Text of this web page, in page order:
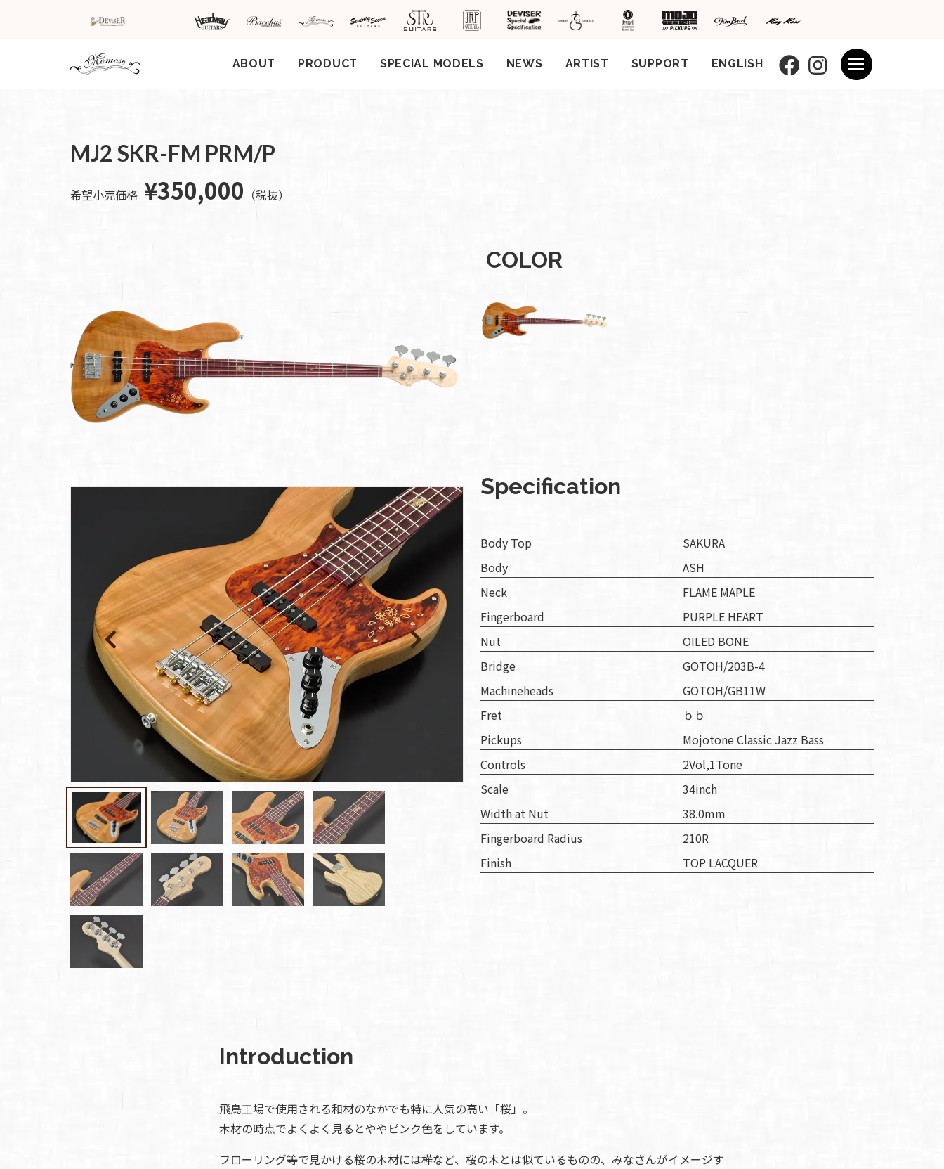
ABOUT PRODUCT SPECIAL MODELS NEWS ARTIST SUPPORT ENGLISH
アコースティッ
エレキギター/
ベース
Bacchus
Guitars
Momose
Custom Craft
Guitars
Specification
アクセサリ・
パーツ
DeviseR MI
MOJO TONE
Tim Bud
Rayross Bridge
商品一覧
新着商品から探
す
探す
Bacchus
Guitars
Headway
Momose
都道府県から探
海外から探す
報
せ
ン・イ
トリー
ディバ
イザー
がゆく
ギター
ショッ
プ巡り
その他
お客様
サポー
ト
製品保
証・
ファー
スト
オー
ナー登
録
営業日
カレン
ダー
お問い
合わせ
パン
雑誌掲
組み
トア
サイト
マップ
お問い
合わせ
個人情
報取り
扱い
MJ2 SKR-FM PRM/P
希望小売価格 ¥350,000 （税抜）
COLOR
Specification
Body Top
SAKURA
Body
ASH
Neck
FLAME MAPLE
Fingerboard
PURPLE HEART
Nut
OILED BONE
Bridge
GOTOH/203B-4
Machineheads
GOTOH/GB11W
Fret
ｂｂ
Pickups
Mojotone Classic Jazz Bass
Controls
2Vol,1Tone
Scale
34inch
Width at Nut
38.0mm
Fingerboard Radius
210R
Finish
TOP LACQUER
Introduction
飛鳥工場で使用される和材のなかでも特に人気の高い「桜」。
木材の時点でよくよく見るとややピンク色をしています。
フローリング等で見かける桜の木材には樺など、桜の木とは似ているものの、みなさんがイメージす